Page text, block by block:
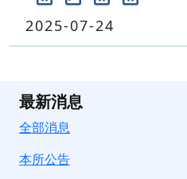
2025-07-24
最新消息
全部消息
本所公告